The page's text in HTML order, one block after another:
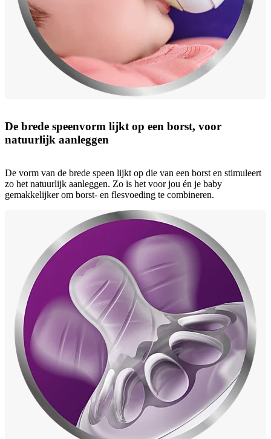
De brede speenvorm lijkt op een borst, voor
natuurlijk aanleggen
De vorm van de brede speen lijkt op die van een borst en stimuleert
zo het natuurlijk aanleggen. Zo is het voor jou én je baby
gemakkelijker om borst- en flesvoeding te combineren.